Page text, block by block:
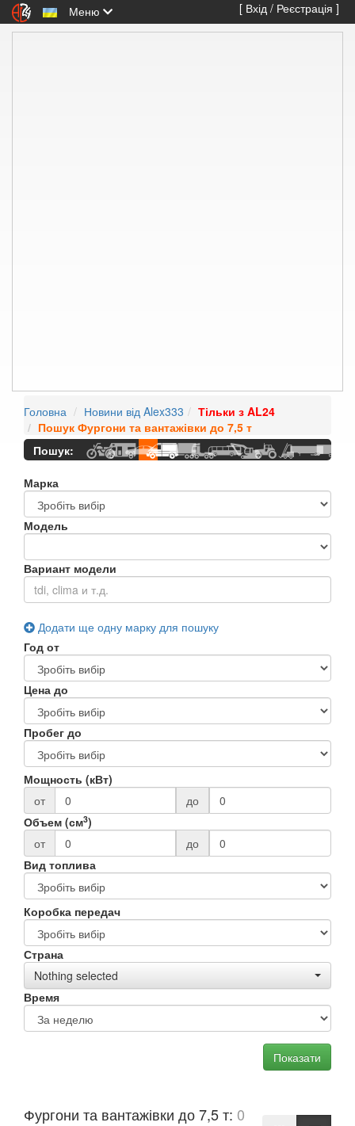
Меню [ Вхід / Реєстрація ]
Головна Новини від Alex333
Тільки з AL24
Пошук Фургони та вантажівки до 7,5 т
Пошук:
Марка
Модель
Вариант модели
Додати ще одну марку для пошуку
Год от
Цена до
Пробег до
Мощность (кВт)
от
до
Объем (см3)
от
до
Вид топлива
Коробка передач
Страна
Nothing selected
Время
Показати
Фургони та вантажівки до 7,5 т: 0